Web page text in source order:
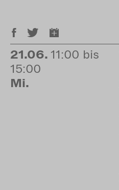
21.06. 11:00 bis
15:00
Mi.